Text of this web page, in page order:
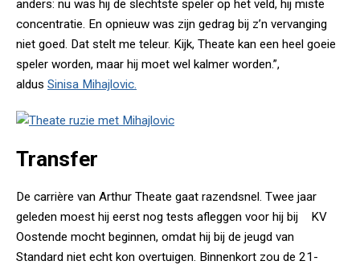
anders: nu was hij de slechtste speler op het veld, hij miste
concentratie. En opnieuw was zijn gedrag bij z’n vervanging
niet goed. Dat stelt me teleur. Kijk, Theate kan een heel goeie
speler worden, maar hij moet wel kalmer worden.”,
aldus Sinisa Mihajlovic.
Transfer
De carrière van Arthur Theate gaat razendsnel. Twee jaar
geleden moest hij eerst nog tests afleggen voor hij bij KV
Oostende mocht beginnen, omdat hij bij de jeugd van
Standard niet echt kon overtuigen. Binnenkort zou de 21-